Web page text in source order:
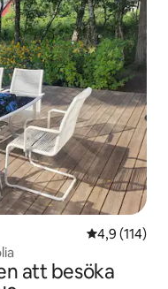
4,9 av 5 i
4,9 (114)
att besöka